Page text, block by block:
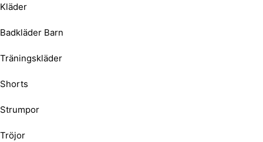
Kläder
Badkläder Barn
Träningskläder
Shorts
Strumpor
Tröjor